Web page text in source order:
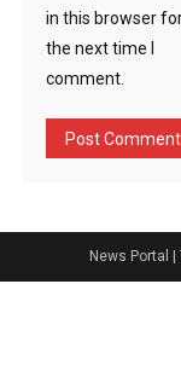
in this browser
the next time I
comment.
News Portal